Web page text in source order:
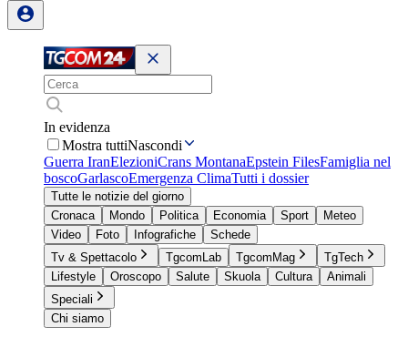
In evidenza
Mostra tuttiNascondi
Guerra IranElezioniCrans MontanaEpstein FilesFamiglia nel
boscoGarlascoEmergenza ClimaTutti i dossier
Tutte le notizie del giorno
Cronaca
Mondo Politica Economia Sport
Meteo
Video
Foto Infografiche
Schede
Tv & Spettacolo
TgcomLab TgcomMag
TgTech
Lifestyle
Oroscopo Salute Skuola Cultura
Animali
Speciali
Chi siamo